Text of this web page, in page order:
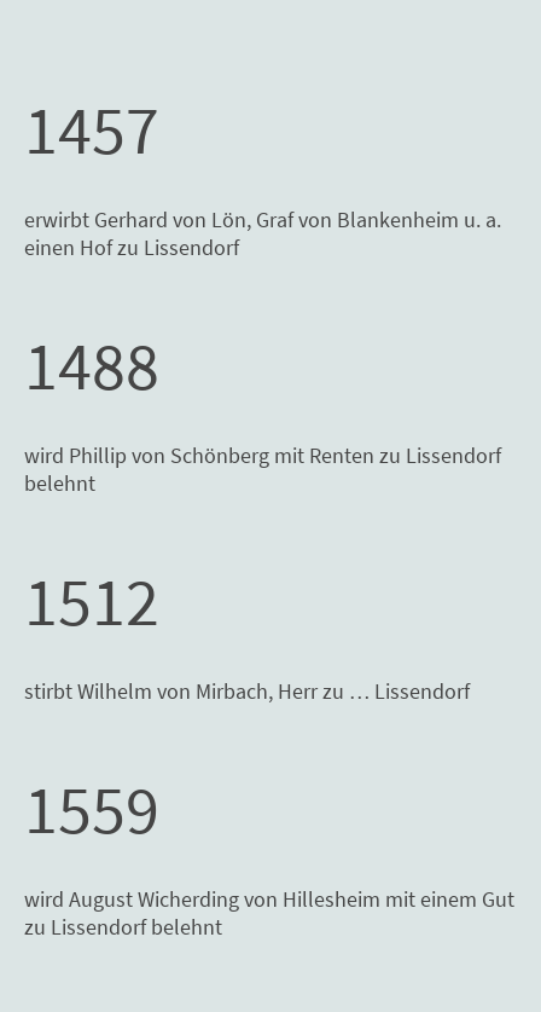
1457
erwirbt Gerhard von Lön, Graf von Blankenheim u. a.
einen Hof zu Lissendorf
1488
wird Phillip von Schönberg mit Renten zu Lissendorf
belehnt
1512
stirbt Wilhelm von Mirbach, Herr zu … Lissendorf
1559
wird August Wicherding von Hillesheim mit einem Gut
zu Lissendorf belehnt